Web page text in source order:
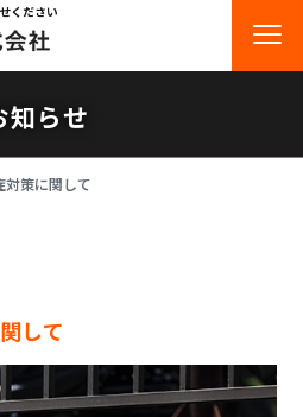
ください
知らせ
対策に関して
して